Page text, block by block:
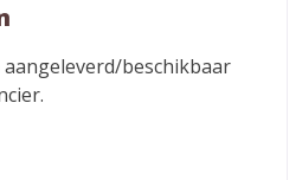
beschikbaar